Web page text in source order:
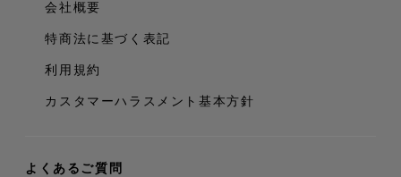
会社概要
特商法に基づく表記
利用規約
カスタマーハラスメント基本方針
よくあるご質問